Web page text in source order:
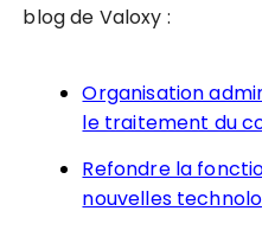
blog de Valoxy :
Organisation
le traitement du
Refondre la
nouvelles